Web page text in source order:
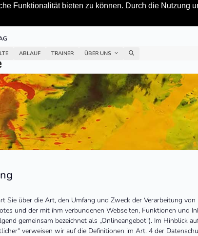
Funktionalität bieten zu können. Durch die Nutzung
ABLAUF TRAINER ÜBER UNS
Sie über die Art, den Umfang und Zweck der Verarbeitung von
und der mit ihm verbundenen Webseiten, Funktionen und
gemeinsam bezeichnet als „Onlineangebot“). Im Hinblick
verweisen wir auf die Definitionen im Art. 4 der